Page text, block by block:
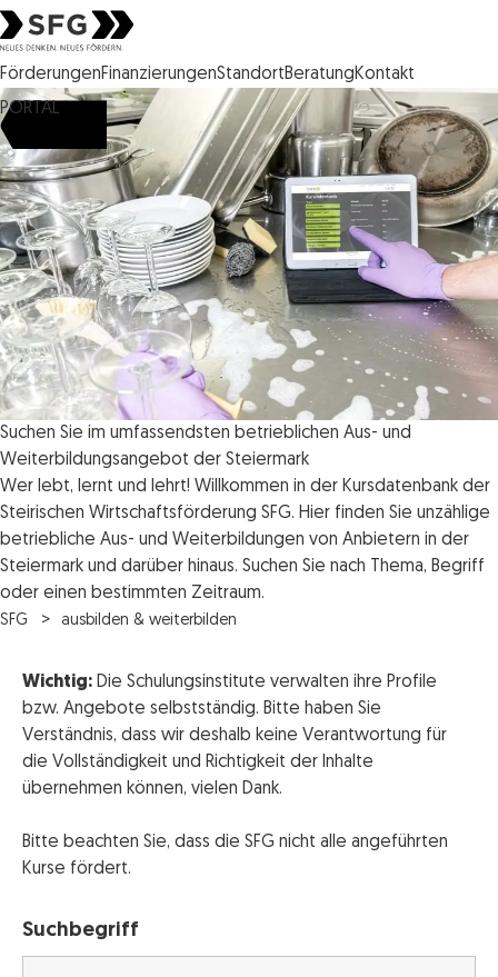
Steirische Wirtschaftsförderungsgesellschaft mbH SFG Logo
FörderungenFinanzierungenStandortBeratungKontakt
PORTAL
Suchen Sie im umfassendsten betrieblichen Aus- und
Weiterbildungsangebot der Steiermark
Wer lebt, lernt und lehrt! Willkommen in der Kursdatenbank der
Steirischen Wirtschaftsförderung SFG. Hier finden Sie unzählige
betriebliche Aus- und Weiterbildungen von Anbietern in der
Steiermark und darüber hinaus. Suchen Sie nach Thema, Begriff
oder einen bestimmten Zeitraum.
SFG ausbilden & weiterbilden
Wichtig: Die Schulungsinstitute verwalten ihre Profile
bzw. Angebote selbstständig. Bitte haben Sie
Verständnis, dass wir deshalb keine Verantwortung für
die Vollständigkeit und Richtigkeit der Inhalte
übernehmen können, vielen Dank.
Bitte beachten Sie, dass die SFG nicht alle angeführten
Kurse fördert.
Suchbegriff